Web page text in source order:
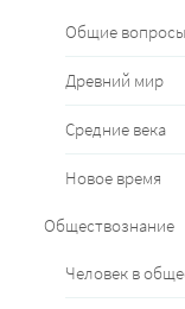
Общие вопросы
Древний мир
Средние века
Новое время
Обществознание
Человек в